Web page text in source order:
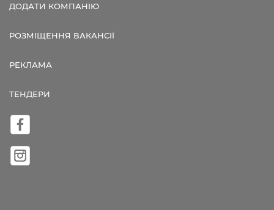
ДОДАТИ КОМПАНІЮ
РОЗМІЩЕННЯ ВАКАНСІЇ
РЕКЛАМА
ТЕНДЕРИ